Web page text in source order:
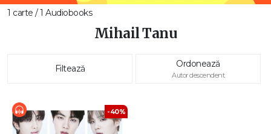
1 carte / 1 Audiobooks
Mihail Tanu
Filtează Ordonează
Autor descendent
-40%